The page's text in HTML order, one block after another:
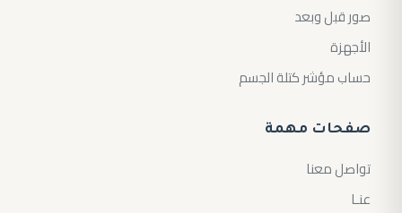
صور قبل وبعد
الأجهزة
حساب مؤشر كتلة الجسم
صفحات مهمة
تواصل معنا
عنـا